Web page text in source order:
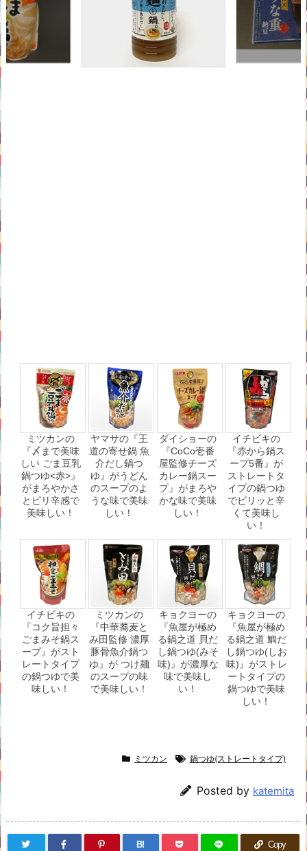
ミツカンの
『〆まで美味
しい ごま豆乳
鍋つゆ<赤>』
がまろやかさ
とピリ辛感で
美味しい！
ヤマサの『王
道の寄せ鍋 魚
介だし鍋つ
ゆ』がうどん
のスープのよ
うな味で美味
しい！
ダイショーの
『CoCo壱番
屋監修チーズ
カレー鍋スー
プ』がまろや
かな味で美味
しい！
イチビキの
『赤から鍋ス
ープ5番』が
ストレートタ
イプの鍋つゆ
でビリッと辛
くて美味し
い！
イチビキの
『コク旨担々
ごまみそ鍋ス
ープ』がスト
レートタイプ
の鍋つゆで美
味しい！
ミツカンの
『中華蕎麦と
み田監修 濃厚
豚骨魚介鍋つ
ゆ』が つけ麺
のスープの味
で美味しい！
キョクヨーの
『魚屋が極め
る鍋之道 貝だ
し鍋つゆ(みそ
味)』が濃厚な
味で美味し
い！
キョクヨーの
『魚屋が極め
る鍋之道 鯛だ
し鍋つゆ(しお
味)』がストレ
ートタイプの
鍋つゆで美味
しい！
ミツカン 鍋つゆ(ストレートタイプ)
Posted by katemita
B! Copy